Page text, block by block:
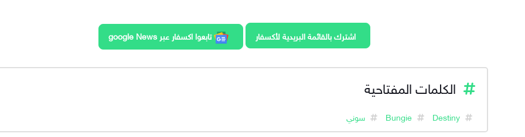
اشترك بالقائمة البريدية لأكسفار تابعوا اكسفار عبر google News
الكلمات المفتاحية
Bungie Destiny سوني